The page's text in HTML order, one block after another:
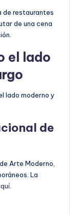
de restaurantes
de una cena
el lado
lado moderno y
de
Arte Moderno,
La